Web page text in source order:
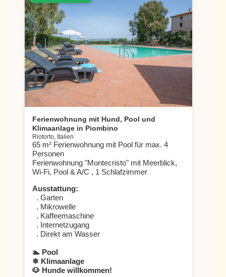
Ferienwohnung mit Hund, Pool und
Klimaanlage in Piombino
Riotorto, Italien
65 m² Ferienwohnung mit Pool für max. 4
Personen
Ferienwohnung "Montecristo" mit Meerblick,
Wi-Fi, Pool & A/C , 1 Schlafzimmer
Ausstattung:
. Garten
. Mikrowelle
. Kaffeemaschine
. Internetzugang
. Direkt am Wasser
🏊 Pool
❄ Klimaanlage
🐶 Hunde willkommen!